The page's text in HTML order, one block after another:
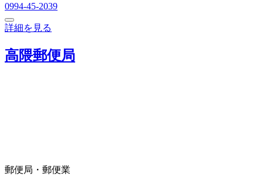
0994-45-2039
詳細を見る
高隈郵便局
郵便局・郵便業